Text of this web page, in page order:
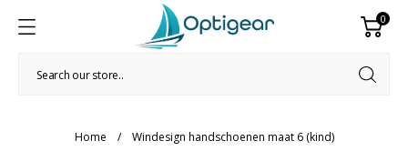
0
Home Windesign handschoenen maat 6 (kind)